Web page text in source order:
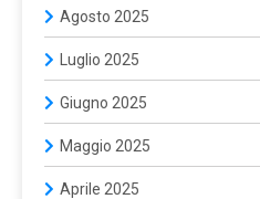
Agosto 2025
Luglio 2025
Giugno 2025
Maggio 2025
Aprile 2025